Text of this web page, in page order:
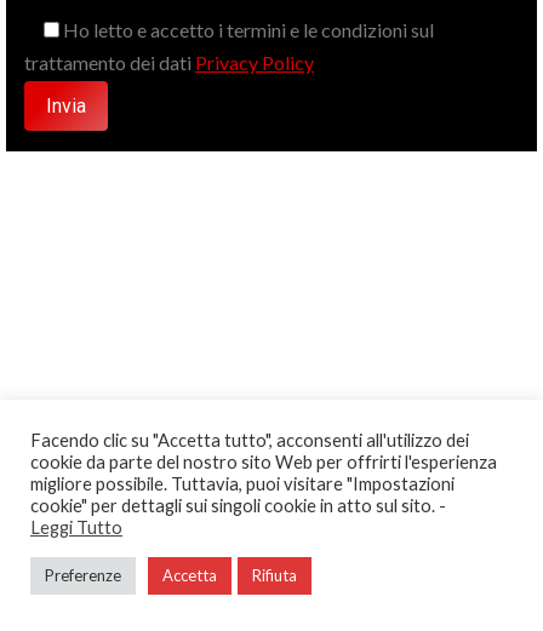
Ho letto e accetto i termini e le condizioni sul
trattamento dei dati Privacy Policy
Facendo clic su "Accetta tutto", acconsenti all'utilizzo dei
cookie da parte del nostro sito Web per offrirti l'esperienza
migliore possibile. Tuttavia, puoi visitare "Impostazioni
cookie" per dettagli sui singoli cookie in atto sul sito. -
Leggi Tutto
Preferenze Accetta Rifiuta